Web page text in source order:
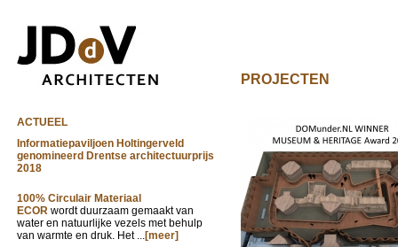
PROJECTEN
ACTUEEL
Informatiepaviljoen Holtingerveld
genomineerd Drentse architectuurprijs
2018
100% Circulair Materiaal
ECOR wordt duurzaam gemaakt van
water en natuurlijke vezels met behulp
van warmte en druk. Het ...[meer]